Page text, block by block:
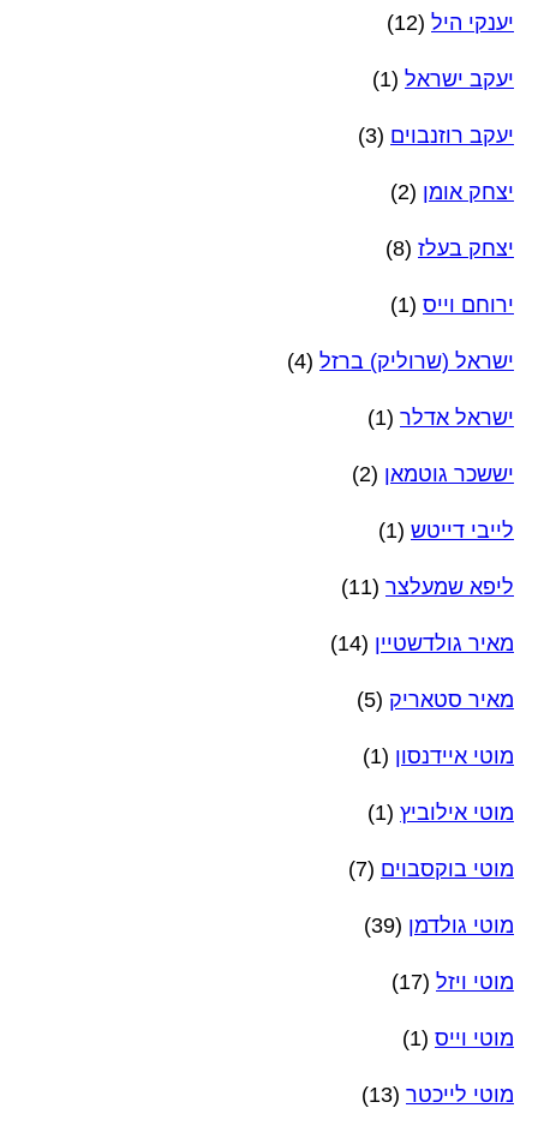
יענקי היל (12)
יעקב ישראל (1)
יעקב רוזנבוים (3)
יצחק אומן (2)
יצחק בעלז (8)
ירוחם וייס (1)
ישראל (שרוליק) ברזל (4)
ישראל אדלר (1)
יששכר גוטמאן (2)
לייבי דייטש (1)
ליפא שמעלצר (11)
מאיר גולדשטיין (14)
מאיר סטאריק (5)
מוטי איידנסון (1)
מוטי אילוביץ (1)
מוטי בוקסבוים (7)
מוטי גולדמן (39)
מוטי ויזל (17)
מוטי וייס (1)
מוטי לייכטר (13)